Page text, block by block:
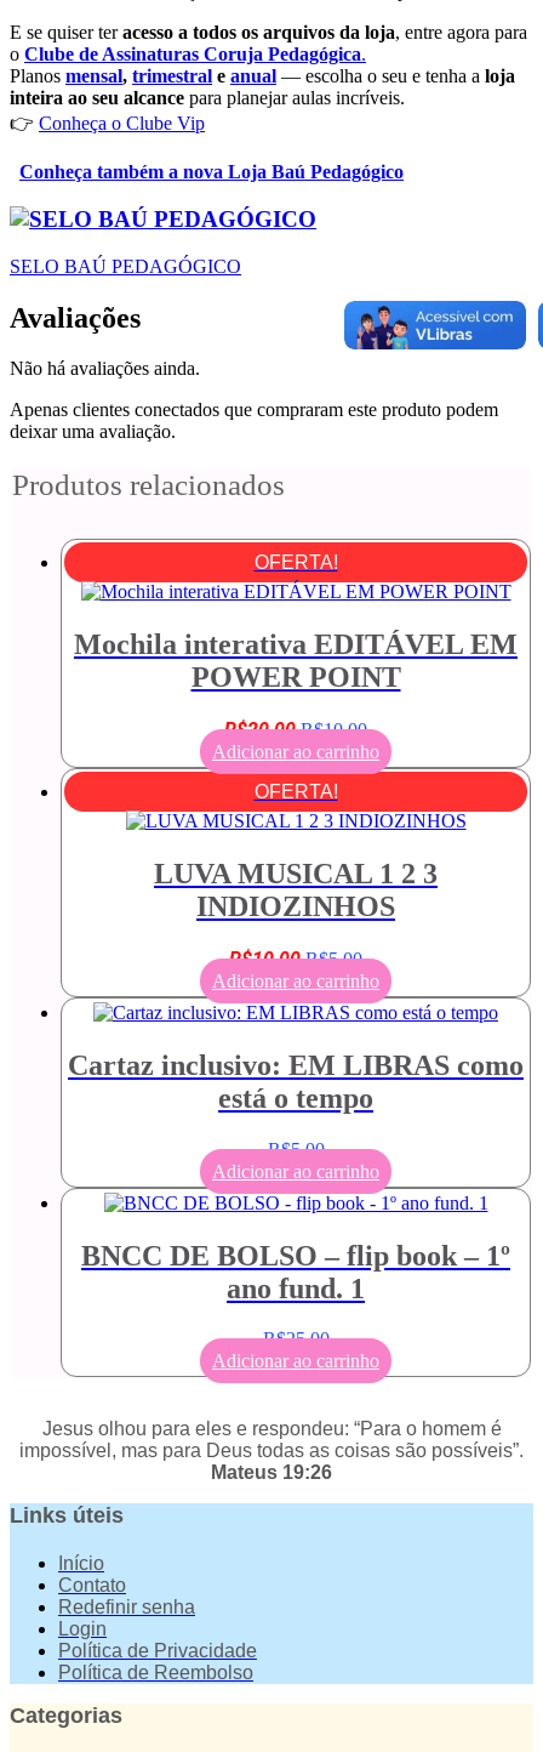
E se quiser teracesso a todos os arquivos da loja, entre agora para
o Clube de Assinaturas Coruja Pedagógica.
Planos mensal, trimestral e anual — escolha o seu e tenha a loja
inteira ao seu alcance para planejar aulas incríveis.
👉 Conheça o Clube Vip
Conheça também a nova Loja Baú Pedagógico
SELO BAÚ PEDAGÓGICO
Avaliações
Não há avaliações ainda.
Apenas clientes conectados que compraram este produto podem
deixar uma avaliação.
Produtos relacionados
OFERTA!
Mochila interativa EDITÁVEL EM
POWER POINT
R$20,00O
preço
original
era:
R$20,00.
R$10,00O
preço
atual
R$10,00.
Adicionar ao carrinho
OFERTA!
LUVA MUSICAL 1 2 3
INDIOZINHOS
R$10,00O
preço
original
era:
R$5,00O
preço
atual
é:
Adicionar ao carrinho
Cartaz inclusivo: EM LIBRAS como
está o tempo
R$5,00
Adicionar ao carrinho
BNCC DE BOLSO – flip book – 1º
ano fund. 1
R$25,00
Adicionar ao carrinho
Jesus olhou para eles e respondeu: “Para o homem é
impossível, mas para Deus todas as coisas são possíveis”.
Mateus 19:26
Links úteis
Início
Contato
Redefinir senha
Login
Política de Privacidade
Política de Reembolso
Categorias